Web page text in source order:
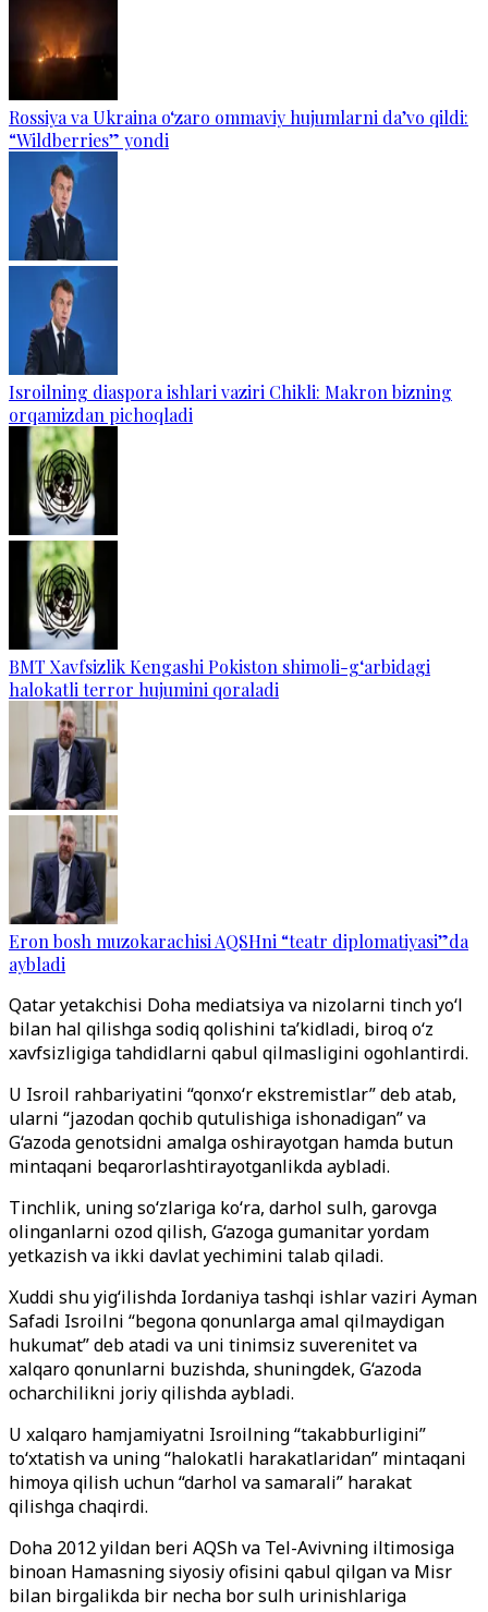
Rossiya va Ukraina o‘zaro ommaviy hujumlarni da’vo qildi:
“Wildberries” yondi
Isroilning diaspora ishlari vaziri Chikli: Makron bizning
orqamizdan pichoqladi
BMT Xavfsizlik Kengashi Pokiston shimoli-g‘arbidagi
halokatli terror hujumini qoraladi
Eron bosh muzokarachisi AQSHni “teatr diplomatiyasi”da
aybladi
Qatar yetakchisi Doha mediatsiya va nizolarni tinch yo‘l
bilan hal qilishga sodiq qolishini ta’kidladi, biroq o‘z
xavfsizligiga tahdidlarni qabul qilmasligini ogohlantirdi.
U Isroil rahbariyatini “qonxo‘r ekstremistlar” deb atab,
ularni “jazodan qochib qutulishiga ishonadigan” va
G‘azoda genotsidni amalga oshirayotgan hamda butun
mintaqani beqarorlashtirayotganlikda aybladi.
Tinchlik, uning so‘zlariga ko‘ra, darhol sulh, garovga
olinganlarni ozod qilish, G‘azoga gumanitar yordam
yetkazish va ikki davlat yechimini talab qiladi.
Xuddi shu yig‘ilishda Iordaniya tashqi ishlar vaziri Ayman
Safadi Isroilni “begona qonunlarga amal qilmaydigan
hukumat” deb atadi va uni tinimsiz suverenitet va
xalqaro qonunlarni buzishda, shuningdek, G‘azoda
ocharchilikni joriy qilishda aybladi.
U xalqaro hamjamiyatni Isroilning “takabburligini”
to‘xtatish va uning “halokatli harakatlaridan” mintaqani
himoya qilish uchun “darhol va samarali” harakat
qilishga chaqirdi.
Doha 2012 yildan beri AQSh va Tel-Avivning iltimosiga
binoan Hamasning siyosiy ofisini qabul qilgan va Misr
bilan birgalikda bir necha bor sulh urinishlariga